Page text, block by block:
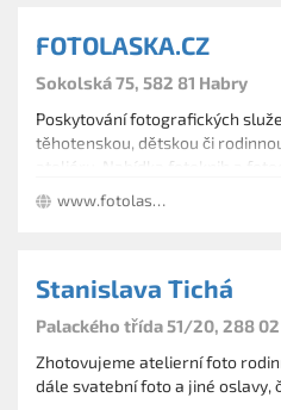
newborn, dětské, rodinné a
FOTOLASKA.CZ
Sokolská 75, 582 81 Habry
Poskytování fotografických
těhotenskou, dětskou či
ateliéru. Nabídka fotoknih a
Provádění proměn vizáží.
www.fotolaska.cz
Stanislava Tichá
Palackého třída 51/20, 288
Zhotovujeme atelierní foto rodinné, portrétní, produktové,
dále svatební foto a jiné oslavy,